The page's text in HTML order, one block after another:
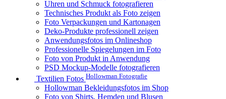
Uhren und Schmuck fotografieren
Technisches Produkt als Foto zeigen
Foto Verpackungen und Kartonagen
Deko-Produkte professionell zeigen
Anwendungsfotos im Onlineshop
Professionelle Spiegelungen im Foto
Foto von Produkt in Anwendung
PSD Mockup-Modelle fotografieren
Textilien Fotos Hollowman Fotografie
Hollowman Bekleidungsfotos im Shop
Foto von Shirts, Hemden und Blusen